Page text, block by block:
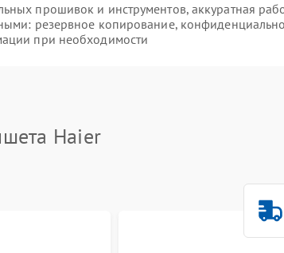
прошивок и инструментов, аккуратная
резервное копирование,
при необходимости
Haier